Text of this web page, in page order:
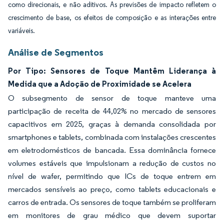
como direcionais, e não aditivos. As previsões de impacto refletem o
crescimento de base, os efeitos de composição e as interações entre
variáveis.
Análise de Segmentos
Por Tipo: Sensores de Toque Mantêm Liderança à
Medida que a Adoção de Proximidade se Acelera
O subsegmento de sensor de toque manteve uma
participação de receita de 44,02% no mercado de sensores
capacitivos em 2025, graças à demanda consolidada por
smartphones e tablets, combinada com instalações crescentes
em eletrodomésticos de bancada. Essa dominância fornece
volumes estáveis que impulsionam a redução de custos no
nível de wafer, permitindo que ICs de toque entrem em
mercados sensíveis ao preço, como tablets educacionais e
carros de entrada. Os sensores de toque também se proliferam
em monitores de grau médico que devem suportar